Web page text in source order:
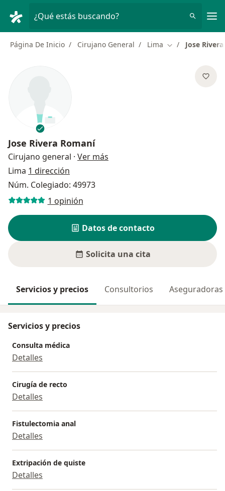
¿Qué estás buscando?
Página De Inicio Cirujano General Lima Cambiar de
Jose
Jose Rivera Romaní
Cirujano general · Ver más
Lima 1 dirección
Núm. Colegiado: 49973
1 opinión
Datos de contacto
Solicita una cita
Servicios y precios Consultorios Aseguradoras
Servicios y precios
Consulta médica
Detalles
Cirugía de recto
Detalles
Fistulectomia anal
Detalles
Extripación de quiste
Detalles